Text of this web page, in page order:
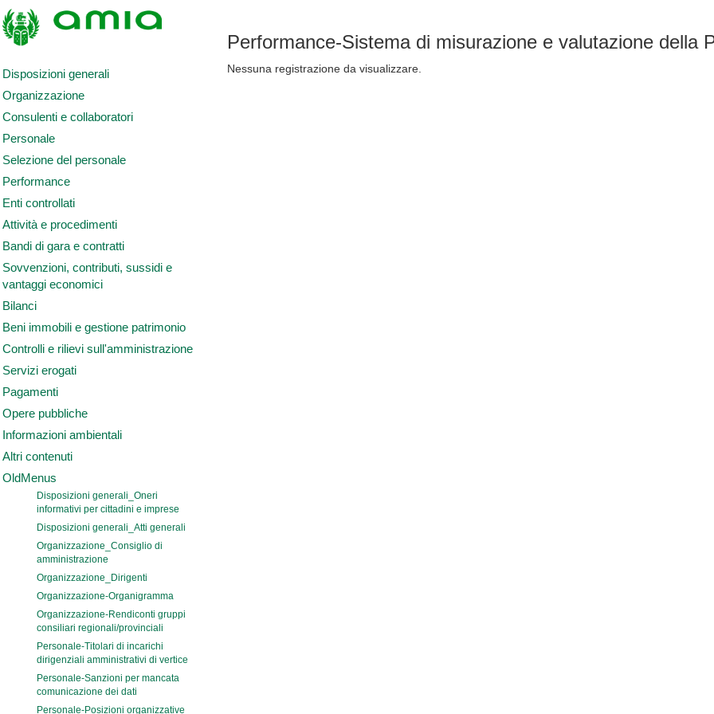
Disposizioni generali
Organizzazione
Consulenti e collaboratori
Personale
Selezione del personale
Performance
Enti controllati
Attività e procedimenti
Bandi di gara e contratti
Sovvenzioni, contributi, sussidi e
vantaggi economici
Bilanci
Beni immobili e gestione patrimonio
Controlli e rilievi sull'amministrazione
Servizi erogati
Pagamenti
Opere pubbliche
Informazioni ambientali
Altri contenuti
OldMenus
Disposizioni generali_Oneri
informativi per cittadini e imprese
Disposizioni generali_Atti generali
Organizzazione_Consiglio di
amministrazione
Organizzazione_Dirigenti
Organizzazione-Organigramma
Organizzazione-Rendiconti gruppi
consiliari regionali/provinciali
Personale-Titolari di incarichi
dirigenziali amministrativi di vertice
Personale-Sanzioni per mancata
comunicazione dei dati
Personale-Posizioni organizzative
Performance-Sistema di misurazione e valutazione della
Nessuna registrazione da visualizzare.